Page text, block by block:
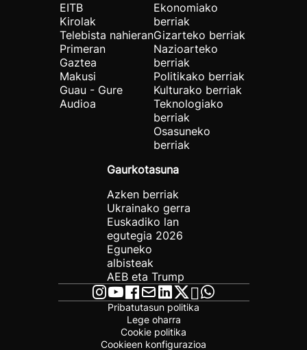
EITB
Kirolak
Telebista nahieran
Primeran
Gaztea
Makusi
Guau - Gure
Audioa
Ekonomiako
berriak
Gizarteko berriak
Nazioarteko
berriak
Politikako berriak
Kulturako berriak
Teknologiako
berriak
Osasuneko
berriak
Gaurkotasuna
Azken berriak
Ukrainako gerra
Euskadiko lan
egutegia 2026
Eguneko
albisteak
AEB eta Trump
Pribatutasun politika
Lege oharra
Cookie politika
Cookieen konfigurazioa